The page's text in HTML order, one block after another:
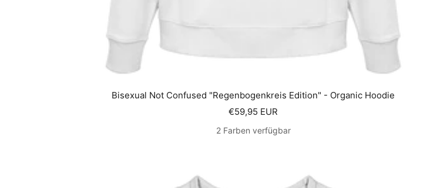
Bisexual Not Confused "Regenbogenkreis Edition" - Organic Hoodie
Angebotspreis
€59,95 EUR
2 Farben verfügbar